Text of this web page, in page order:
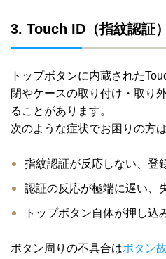
3. Touch ID（指紋認証
トップボタンに内蔵された
閉やケースの取り付け・取り
ることがあります。
次のような症状でお困りの方
指紋認証が反応しない、登
認証の反応が極端に遅い、
トップボタン自体が押し込
ボタン周りの不具合はボタン